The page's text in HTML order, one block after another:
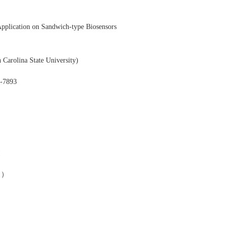
on Sandwich-type Biosensors
State University)
7893